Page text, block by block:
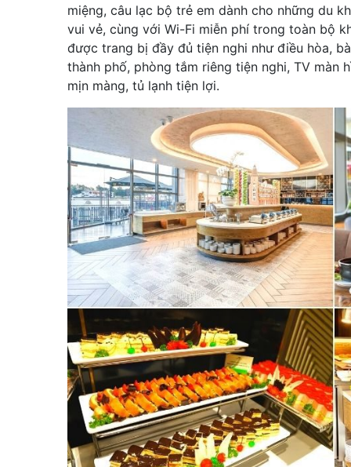
miệng, câu lạc bộ trẻ em dành cho những du
vui vẻ, cùng với Wi-Fi miễn phí trong toàn bộ
được trang bị đầy đủ tiện nghi như điều hòa,
thành phố, phòng tắm riêng tiện nghi, TV màn
mịn màng, tủ lạnh tiện lợi.